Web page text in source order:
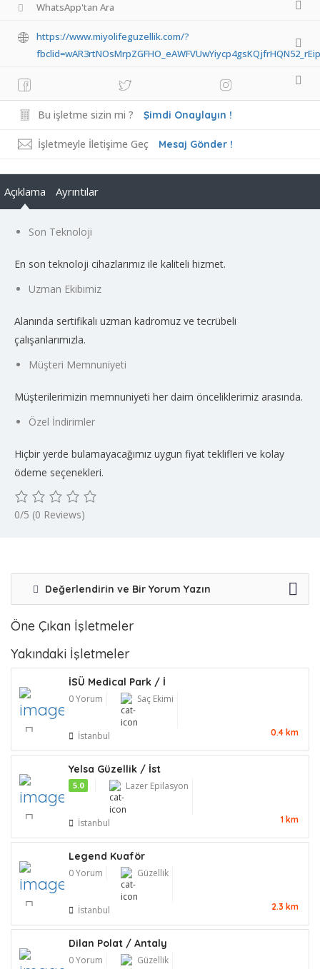
WhatsApp'tan Ara
https://www.miyolifeguzellik.com/?
Bu işletme sizin mi ? Şimdi Onaylayın !
İşletmeyle İletişime Geç Mesaj Gönder !
Açıklama Ayrıntılar
Son Teknoloji
En son teknoloji cihazlarımız ile kaliteli hizmet.
Uzman Ekibimiz
Alanında sertifikalı uzman kadromuz ve tecrübeli
çalışanlarımızla.
Müşteri Memnuniyeti
Müşterilerimizin memnuniyeti her daim önceliklerimiz arasında.
Özel İndirimler
Hiçbir yerde bulamayacağımız uygun fiyat teklifleri ve kolay
ödeme seçenekleri.
0/5 (0 Reviews)
Değerlendirin ve Bir Yorum Yazın
Öne Çıkan İşletmeler
Yakındaki İşletmeler
İSÜ Medical Park / İ
0 Yorum Saç Ekimi
İstanbul 0.4 km
Yelsa Güzellik / İst
5.0 Lazer Epilasyon
İstanbul 1 km
Legend Kuaför
0 Yorum Güzellik
İstanbul 2.3 km
Dilan Polat / Antaly
0 Yorum Güzellik